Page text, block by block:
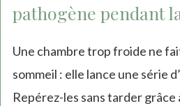
pathogène pendant
Une chambre trop froide ne
sommeil : elle lance une série
Repérez-les sans tarder